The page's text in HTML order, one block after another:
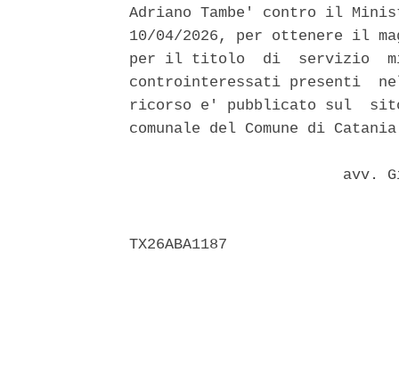
Adriano Tambe' contro il
10/04/2026, per ottenere il
per il titolo  di  servizio
controinteressati presenti
ricorso e' pubblicato sul
comunale del Comune di
avv.